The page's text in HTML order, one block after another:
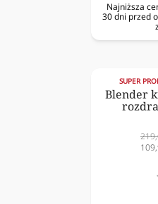
Najniższa
30 dni przed
SUPER
Blender
Cena
Cena